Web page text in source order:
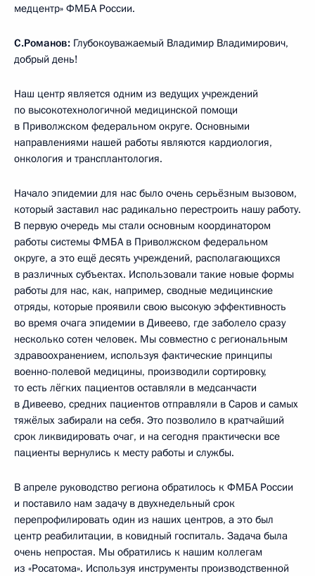
медцентр» ФМБА России.
С.Романов: Глубокоуважаемый Владимир Владимирович,
добрый день!
Наш центр является одним из ведущих учреждений
по высокотехнологичной медицинской помощи
в Приволжском федеральном округе. Основными
направлениями нашей работы являются кардиология,
онкология и трансплантология.
Начало эпидемии для нас было очень серьёзным вызовом,
который заставил нас радикально перестроить нашу работу.
В первую очередь мы стали основным координатором
работы системы ФМБА в Приволжском федеральном
округе, а это ещё десять учреждений, располагающихся
в различных субъектах. Использовали такие новые формы
работы для нас, как, например, сводные медицинские
отряды, которые проявили свою высокую эффективность
во время очага эпидемии в Дивеево, где заболело сразу
несколько сотен человек. Мы совместно с региональным
здравоохранением, используя фактические принципы
военно-полевой медицины, производили сортировку,
то есть лёгких пациентов оставляли в медсанчасти
в Дивеево, средних пациентов отправляли в Саров и самых
тяжёлых забирали на себя. Это позволило в кратчайший
срок ликвидировать очаг, и на сегодня практически все
пациенты вернулись к месту работы и службы.
В апреле руководство региона обратилось к ФМБА России
и поставило нам задачу в двухнедельный срок
перепрофилировать один из наших центров, а это был
центр реабилитации, в ковидный госпиталь. Задача была
очень непростая. Мы обратились к нашим коллегам
из «Росатома». Используя инструменты производственной